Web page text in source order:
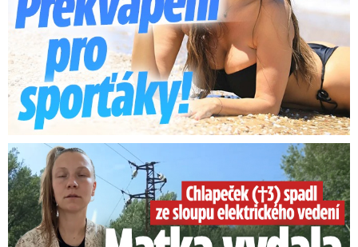
Smrtelný pád chlapce: Matka vydala vyjádření na 16 stran